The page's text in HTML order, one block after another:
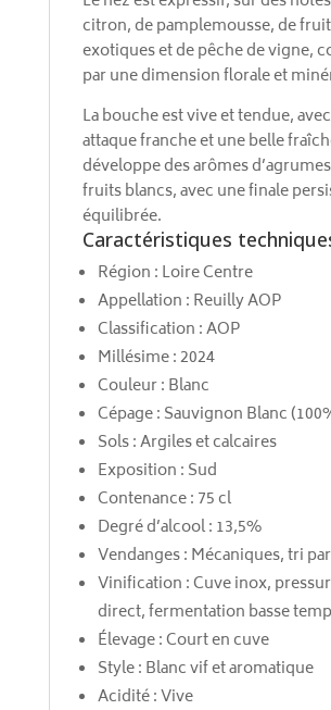
citron, de pamplemousse, de
exotiques et de pêche de vigne,
par une dimension florale et
La bouche est vive et tendue,
attaque franche et une belle
développe des arômes
fruits blancs, avec une finale
équilibrée.
Caractéristiques
Région : Loire Centre
Appellation : Reuilly AOP
Classification : AOP
Millésime : 2024
Couleur : Blanc
Cépage : Sauvignon Blanc
Sols : Argiles et calcaires
Exposition : Sud
Contenance : 75 cl
Degré d’alcool : 13,5%
Vendanges : Mécaniques, tri
Vinification : Cuve inox,
direct, fermentation basse
Élevage : Court en cuve
Style : Blanc vif et aromatique
Acidité : Vive